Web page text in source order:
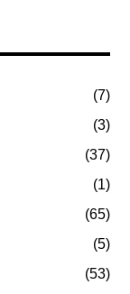
(7)
(3)
(37)
(1)
(65)
(5)
(53)